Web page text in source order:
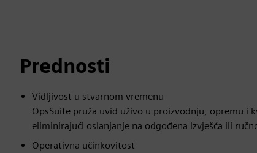
Prednosti
Vidljivost u stvarnom vremenu
OpsSuite pruža uvid uživo u proizvodnju, opremu i
eliminirajući oslanjanje na odgođena izvješća ili
Operativna učinkovitost